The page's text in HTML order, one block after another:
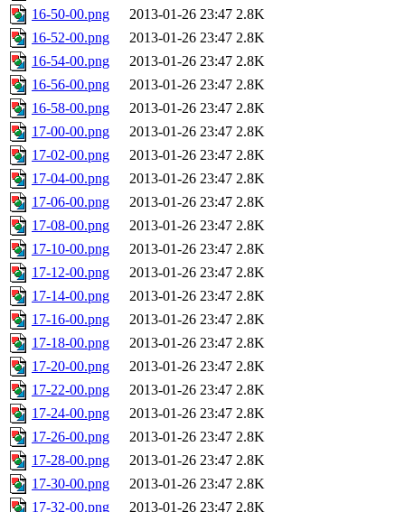
16-50-00.png
2013-01-26 23:47 2.8K
16-52-00.png
2013-01-26 23:47 2.8K
16-54-00.png
2013-01-26 23:47 2.8K
16-56-00.png
2013-01-26 23:47 2.8K
16-58-00.png
2013-01-26 23:47 2.8K
17-00-00.png
2013-01-26 23:47 2.8K
17-02-00.png
2013-01-26 23:47 2.8K
17-04-00.png
2013-01-26 23:47 2.8K
17-06-00.png
2013-01-26 23:47 2.8K
17-08-00.png
2013-01-26 23:47 2.8K
17-10-00.png
2013-01-26 23:47 2.8K
17-12-00.png
2013-01-26 23:47 2.8K
17-14-00.png
2013-01-26 23:47 2.8K
17-16-00.png
2013-01-26 23:47 2.8K
17-18-00.png
2013-01-26 23:47 2.8K
17-20-00.png
2013-01-26 23:47 2.8K
17-22-00.png
2013-01-26 23:47 2.8K
17-24-00.png
2013-01-26 23:47 2.8K
17-26-00.png
2013-01-26 23:47 2.8K
17-28-00.png
2013-01-26 23:47 2.8K
17-30-00.png
2013-01-26 23:47 2.8K
17-32-00.png
2013-01-26 23:47 2.8K